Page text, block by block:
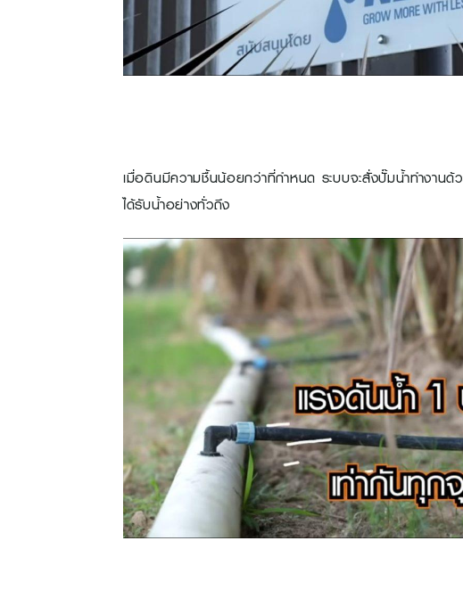
เมื่อดินมีความชื้นน้อยกว่าที่กำหนด ระบบจะสั่งปั๊มน้ำทำงานด้
ได้รับน้ำอย่างทั่วถึง